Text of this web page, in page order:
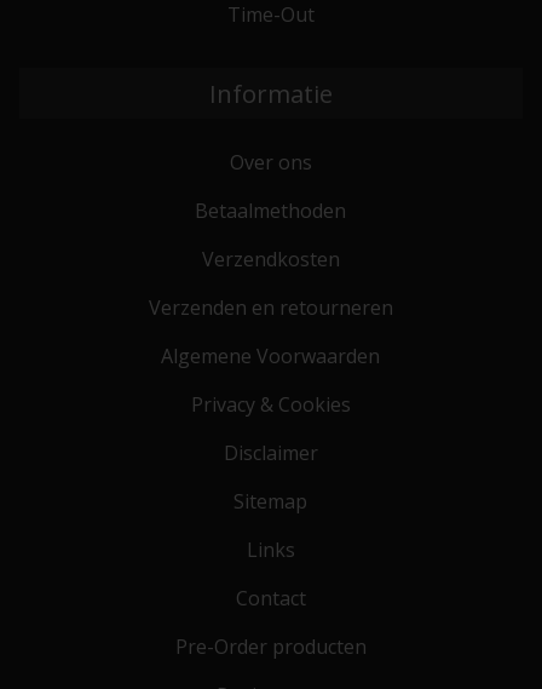
Time-Out
Informatie
Over ons
Betaalmethoden
Verzendkosten
Verzenden en retourneren
Algemene Voorwaarden
Privacy & Cookies
Disclaimer
Sitemap
Links
Contact
Pre-Order producten